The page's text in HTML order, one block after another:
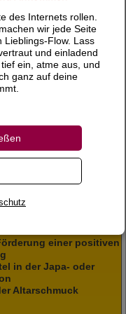
Symbole
die Dreieinheit. Es
Gottes: A steht für
OM existiert als
ist Knotenpunkt
relativen Welt.
deines
einer positiven
in der Japa- oder
Altarschmuck
des Internets rollen.
wir jede Seite
Lieblings-Flow. Lass
und einladend
ein, atme aus, und
ganz auf deine